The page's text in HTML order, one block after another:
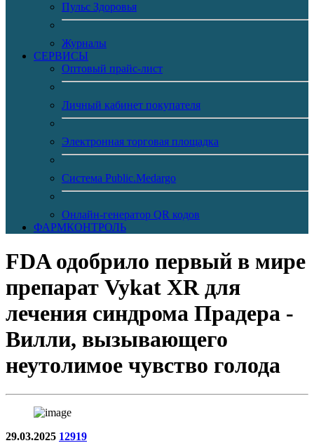
Пульс Здоровья
Журналы
CЕРВИСЫ
Оптовый прайс-лист
Личный кабинет покупателя
Электронная торговая площадка
Система Public.Medargo
Онлайн-генератор QR кодов
ФАРМКОНТРОЛЬ
FDA одобрило первый в мире
препарат Vykat XR для
лечения синдрома Прадера -
Вилли, вызывающего
неутолимое чувство голода
29.03.2025 12919